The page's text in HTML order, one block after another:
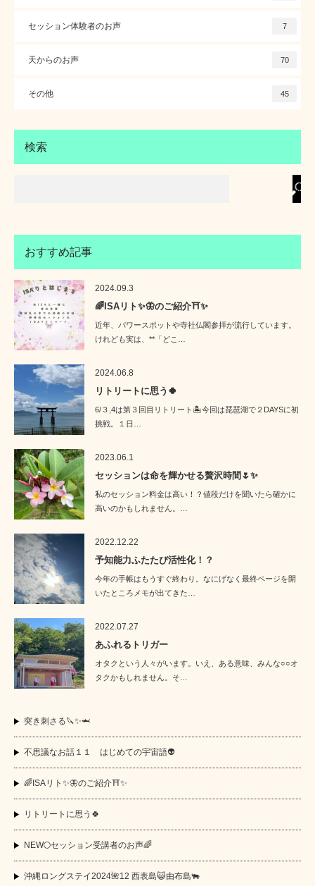
セッション体験者のお声 7
天からのお声 70
その他 45
検索
おすすめ記事
2024.09.3
🌈ISAリト✨🦋のご紹介⛩️✨
近年、パワースポットや寺社仏閣参拝が流行しています。
けれども実は、**「どこ…
2024.06.8
リトリートに思う🍀
6/３,4は第３回目リトリート🏝️今回は琵琶湖で２DAYSに初
挑戦。１日…
2023.06.1
セッションは命を輝かせる贅沢時間🌷✨
私のセッション料金は高い！？値段だけを聞いたら確かに
高いのかもしれません。…
2022.12.22
予知能力ふたたび活性化！？
今年の手帳はもうすぐ終わり。なにげなく最終ページを開
いたところメモが出てきた…
2022.07.27
あふれるトリガー
オタクという人々がいます。いえ、ある意味、みんな○○オ
タクかもしれません。そ…
突き刺さる🔪✨🦈
不思議なお話１１ はじめての宇宙語👽
🌈ISAリト✨🦋のご紹介⛩️✨
リトリートに思う🍀
NEW🌕セッション受講者のお声🌈
沖縄ロングステイ2024🌺12 西表島😺由布島🐃